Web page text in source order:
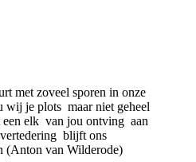
met zoveel sporen in onze
wij je plots maar niet geheel
elk van jou ontving aan
blijft ons
(Anton van Wilderode)